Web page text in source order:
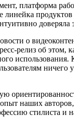
платформа
доверяла
о
релиз об этом,
использования.
ничего
опыт наших
стилиста и